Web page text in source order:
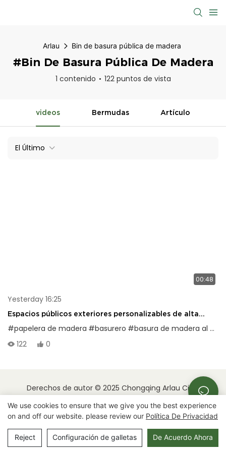
Arlau Bin de basura pública de madera
#Bin De Basura Pública De Madera
1 contenido 122 puntos de vista
videos Bermudas Artículo
El Último
00:48
Yesterday 16:25
Espacios públicos exteriores personalizables de alta
calidad con botes de basura compuestos de madera y
acero, gran capacidad, protección solar y resistencia al
desgaste.
#papelera de madera #basurero #basura de madera al aire libre
122
0
Derechos de autor © 2025 Chongqing Arlau Civic
Equipment Manufacturing Co., Ltd. |
Mapa del sitio
We use cookies to ensure that we give you the best experience
on and off our website. please review our Política De Privacidad
Reject Configuración de galletas De Acuerdo Ahora